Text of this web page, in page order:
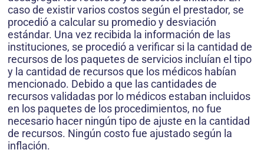
caso de existir varios costos según el prestador, se
procedió a calcular su promedio y desviación
estándar. Una vez recibida la información de las
instituciones, se procedió a verificar si la cantidad de
recursos de los paquetes de servicios incluían el tipo
y la cantidad de recursos que los médicos habían
mencionado. Debido a que las cantidades de
recursos validadas por lo médicos estaban incluidos
en los paquetes de los procedimientos, no fue
necesario hacer ningún tipo de ajuste en la cantidad
de recursos. Ningún costo fue ajustado según la
inflación.